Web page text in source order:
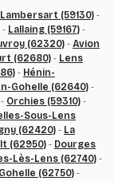
Lambersart (59130) -
- Lallaing (59167) -
(62320) - Avion
(62680) - Lens
- Hénin-
Gohelle (62640) -
- Orchies (59310) -
Sous-Lens
(62420) - La
(62950) - Dourges
Lès-Lens (62740) -
(62750) -